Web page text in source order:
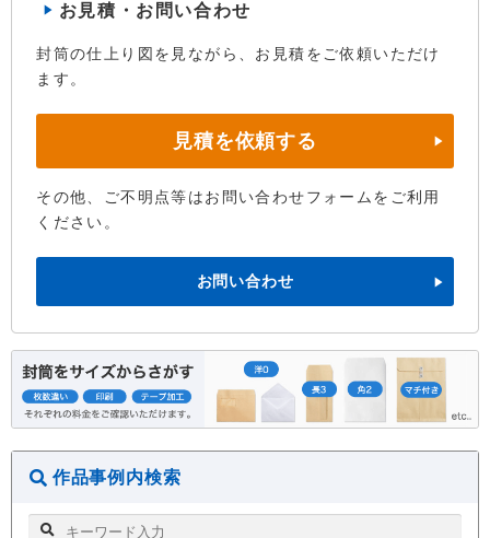
お見積・お問い合わせ
封筒の仕上り図を見ながら、お見積をご依頼いただけ
ます。
見積を依頼する
その他、ご不明点等はお問い合わせフォームをご利用
ください。
お問い合わせ
作品事例内検索